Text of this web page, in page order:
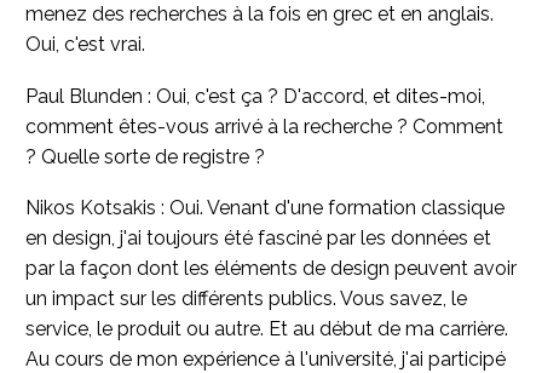
menez des recherches à la fois en grec et en anglais.
Oui, c'est vrai.
Paul Blunden : Oui, c'est ça ? D'accord, et dites-moi,
comment êtes-vous arrivé à la recherche ? Comment
? Quelle sorte de registre ?
Nikos Kotsakis : Oui. Venant d'une formation classique
en design, j'ai toujours été fasciné par les données et
par la façon dont les éléments de design peuvent avoir
un impact sur les différents publics. Vous savez, le
service, le produit ou autre. Et au début de ma carrière.
Au cours de mon expérience à l'université, j'ai participé